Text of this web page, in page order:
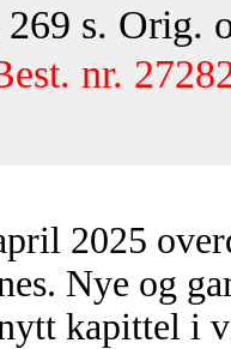
s. Orig.
nr.
2025
Nye og
kapittel i